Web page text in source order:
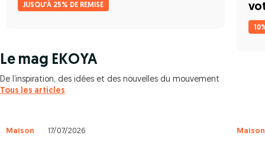
JUSQU'À 25% DE REMISE
Le mag EKOYA
De l’inspiration, des idées et des nouvelles du mouvement
Tous les articles
Maison 17/07/2026 Maison